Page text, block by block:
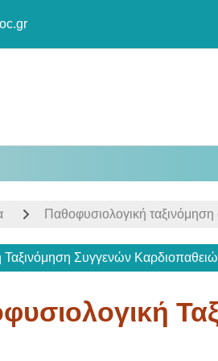
Παθοφυσιολογική
Ταξινόμηση Συγγενών